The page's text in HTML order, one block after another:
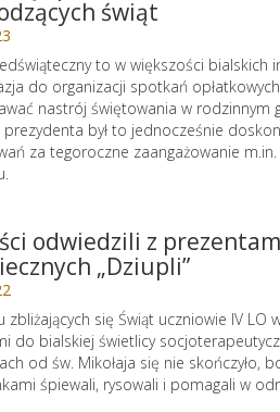
świąt
to w większości bialskich
do organizacji spotkań
nastrój świętowania w rodzinnym
prezydenta był to jednocześnie
za tegoroczne zaangażowanie
odwiedzili z
„Dziupli”
zbliżających się Świąt uczniowie IV LO
do bialskiej świetlicy
od św. Mikołaja się nie skończyło,
śpiewali, rysowali i pomagali w